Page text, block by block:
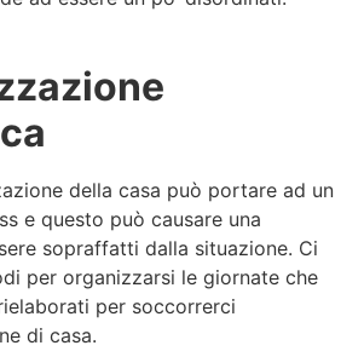
della casa può portare ad un
e questo può causare una
sopraffatti dalla situazione. Ci
per organizzarsi le giornate che
per soccorrerci
di casa.